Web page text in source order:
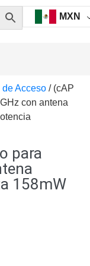
MXN
de Acceso / (cAP
con antena
para
158mW